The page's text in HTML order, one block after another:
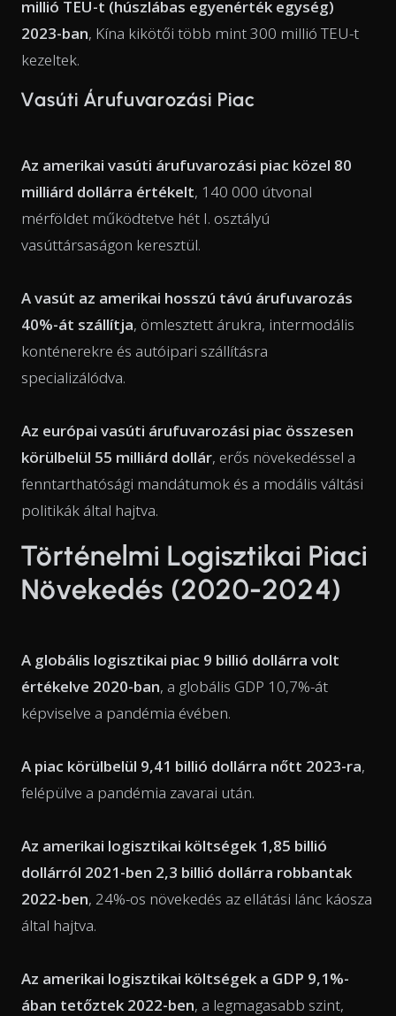
millió TEU-t (húszlábas egyenérték egység)
2023-ban, Kína kikötői több mint 300 millió TEU-t
kezeltek.
Vasúti Árufuvarozási Piac
Az amerikai vasúti árufuvarozási piac közel 80
milliárd dollárra értékelt, 140 000 útvonal
mérföldet működtetve hét I. osztályú
vasúttársaságon keresztül.
A vasút az amerikai hosszú távú árufuvarozás
40%-át szállítja, ömlesztett árukra, intermodális
konténerekre és autóipari szállításra
specializálódva.
Az európai vasúti árufuvarozási piac összesen
körülbelül 55 milliárd dollár, erős növekedéssel a
fenntarthatósági mandátumok és a modális váltási
politikák által hajtva.
Történelmi Logisztikai Piaci
Növekedés (2020-2024)
A globális logisztikai piac 9 billió dollárra volt
értékelve 2020-ban, a globális GDP 10,7%-át
képviselve a pandémia évében.
A piac körülbelül 9,41 billió dollárra nőtt 2023-ra,
felépülve a pandémia zavarai után.
Az amerikai logisztikai költségek 1,85 billió
dollárról 2021-ben 2,3 billió dollárra robbantak
2022-ben, 24%-os növekedés az ellátási lánc káosza
által hajtva.
Az amerikai logisztikai költségek a GDP 9,1%-
ában tetőztek 2022-ben, a legmagasabb szint,